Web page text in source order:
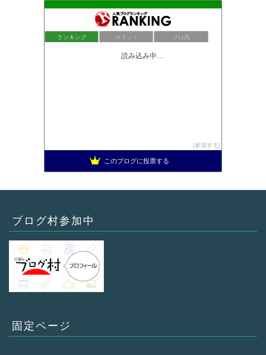
ランキング ポイント ブロ画
読み込み中…
参加する
このブログに投票する
ブログ村参加中
固定ページ